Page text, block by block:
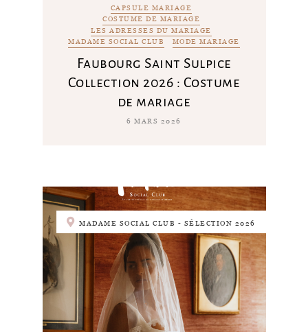
CAPSULE MARIAGE
COSTUME DE MARIAGE
LES ADRESSES DU MARIAGE
MADAME SOCIAL CLUB
MODE MARIAGE
Faubourg Saint Sulpice
Collection 2026 : Costume
de mariage
6 MARS 2026
MADAME SOCIAL CLUB - SÉLECTION 2026